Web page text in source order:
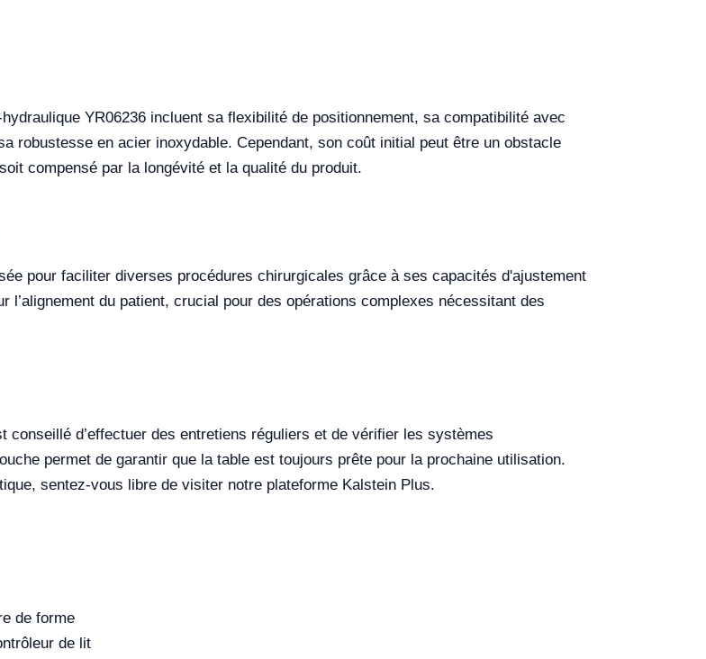
YR06236 incluent sa flexibilité de positionnement, sa compatibilité avec
robustesse en acier inoxydable. Cependant, son coût initial peut être un obstacle
compensé par la longévité et la qualité du produit.
pour faciliter diverses procédures chirurgicales grâce à ses capacités d'ajustement
du patient, crucial pour des opérations complexes nécessitant des
d’effectuer des entretiens réguliers et de vérifier les systèmes
permet de garantir que la table est toujours prête pour la prochaine utilisation.
sentez-vous libre de visiter notre plateforme Kalstein Plus.
de forme
de lit